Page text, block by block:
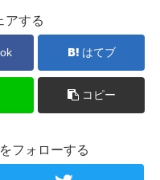
アする
はてブ
コピー
フォローする